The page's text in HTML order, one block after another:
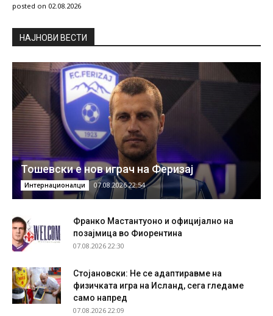
posted on 02.08.2026
НAЈНОВИ ВЕСТИ
Тошевски е нов играч на Феризај
Интернационалци 07.08.2026 22:54
Франко Мастантуоно и официјално на
позајмица во Фиорентина
07.08.2026 22:30
Стојановски: Не се адаптиравме на
физичката игра на Исланд, сега гледаме
само напред
07.08.2026 22:09